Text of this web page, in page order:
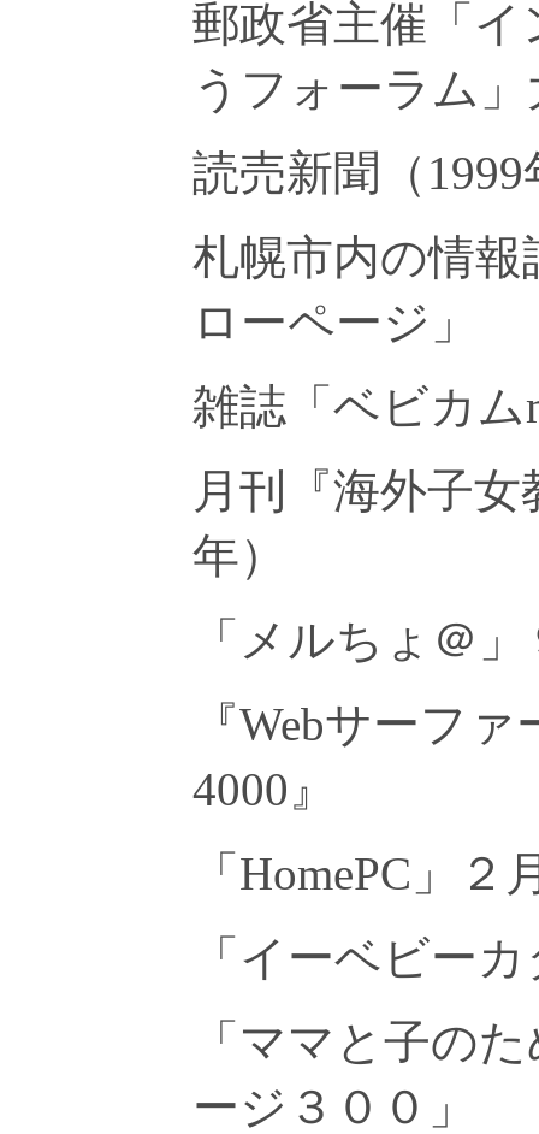
郵政省主催「
うフォーラム
読売新聞（
札幌市内の情
ローページ」
雑誌「ベビカム
月刊『海外子
年）
「メルちょ＠
『Webサーフ
4000』
「HomePC」２
「イーベビー
「ママと子の
ージ３００」